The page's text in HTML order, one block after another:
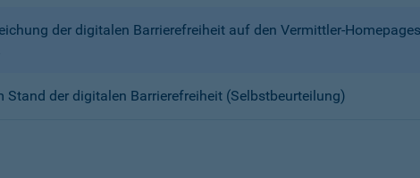
der digitalen Barrierefreiheit auf den Vermittler-
der digitalen Barrierefreiheit (Selbstbeurteilung)